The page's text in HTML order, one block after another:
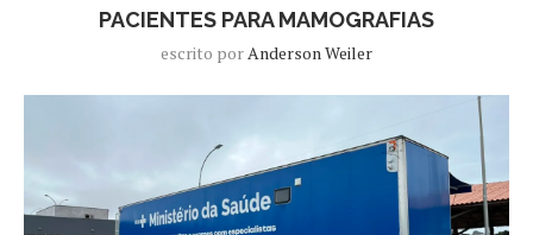
PACIENTES PARA MAMOGRAFIAS
escrito porAnderson Weiler